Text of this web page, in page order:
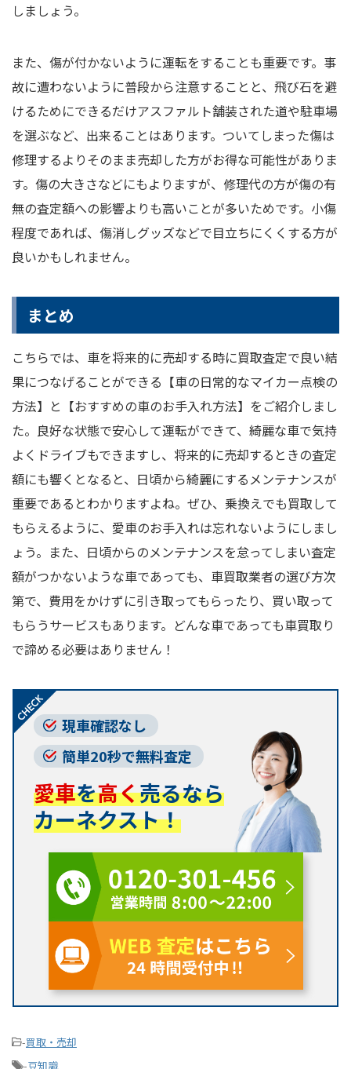
しましょう。
また、傷が付かないように運転をすることも重要です。事
故に遭わないように普段から注意することと、飛び石を避
けるためにできるだけアスファルト舗装された道や駐車場
を選ぶなど、出来ることはあります。ついてしまった傷は
修理するよりそのまま売却した方がお得な可能性がありま
す。傷の大きさなどにもよりますが、修理代の方が傷の有
無の査定額への影響よりも高いことが多いためです。小傷
程度であれば、傷消しグッズなどで目立ちにくくする方が
良いかもしれません。
まとめ
こちらでは、車を将来的に売却する時に買取査定で良い結
果につなげることができる【車の日常的なマイカー点検の
方法】と【おすすめの車のお手入れ方法】をご紹介しまし
た。良好な状態で安心して運転ができて、綺麗な車で気持
よくドライブもできますし、将来的に売却するときの査定
額にも響くとなると、日頃から綺麗にするメンテナンスが
重要であるとわかりますよね。ぜひ、乗換えでも買取して
もらえるように、愛車のお手入れは忘れないようにしまし
ょう。また、日頃からのメンテナンスを怠ってしまい査定
額がつかないような車であっても、車買取業者の選び方次
第で、費用をかけずに引き取ってもらったり、買い取って
もらうサービスもあります。どんな車であっても車買取り
で諦める必要はありません！
現車確認なし
簡単20秒で無料査定
愛車を高く売るなら
カーネクスト！
-買取・売却
-豆知識